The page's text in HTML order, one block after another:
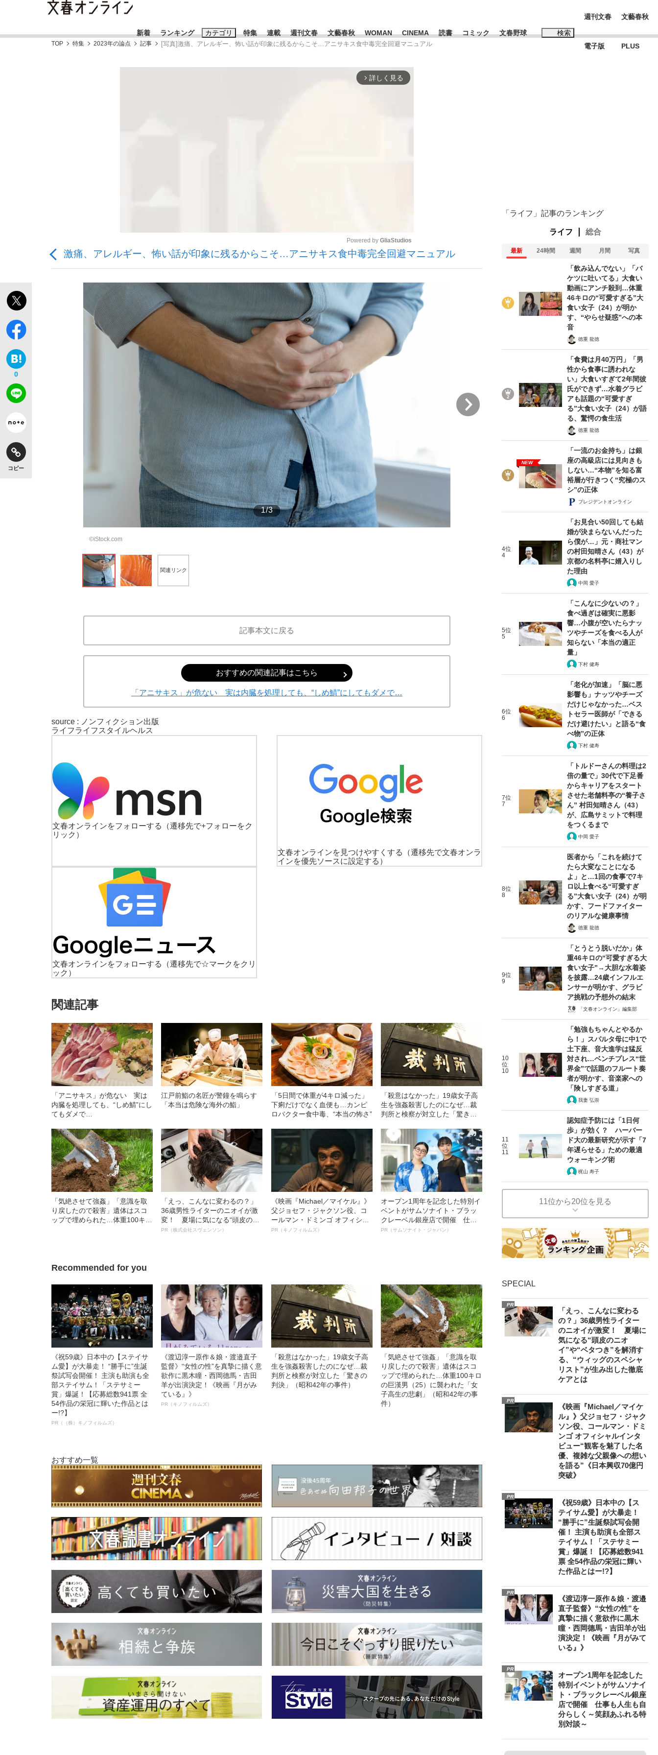
新着 ランキング カテゴリ
「敗因分析は一切聞かれなかった」侍ジャパン選手が証言した“NPB聞... 「クマが悪者扱いされているのが悲しい」『北の国から』倉本聰氏（91...
「目標達成できなかったからと言って…」サッカー日本代表・森保一監督...
もっと見る
特集
キングの誕生を、目撃せよ。
いまさら聞けない資産運用のすべて
もっと見る
連載 週刊文春 文藝春秋 WOMAN CINEMA 読書 コミック 文春野球 検索
週刊文春
電子版
文藝春秋
PLUS
TOP 特集 2023年の論点 記事 [写真]激痛、アレルギー、怖い話が印象に残るからこそ…アニサキス食中毒完全回避マニュアル
arrow_forward_ios 詳しく見る
Mute
Powered by GliaStudios
激痛、アレルギー、怖い話が印象に残るからこそ…アニサキス食中毒完全回避マニュアル
0
コピー
1/3
©iStock.com
関連リンク
記事本文に戻る
おすすめの関連記事はこちら
「アニサキス」が危ない 実は内臓を処理しても、“しめ鯖”にしてもダメで…
source : ノンフィクション出版
ライフライフスタイルヘルス
文春オンラインをフォローする
（遷移先で+フォローをク
リック）
文春オンラインを見つけやすくする
（遷移先で文春オンラ
インを優先ソースに設定する）
文春オンラインをフォローする
（遷移先で☆マークをクリ
ック）
関連記事
「アニサキス」が危ない 実は
内臓を処理しても、“しめ鯖”にし
てもダメで…
江戸前鮨の名匠が警鐘を鳴らす
「本当は危険な海外の鮨」
「5日間で体重が4キロ減った」
下痢だけでなく血便も…カンピ
ロバクター食中毒、“本当の怖さ”
「殺意はなかった」19歳女子高
生を強姦殺害したのになぜ…裁
判所と検察が対立した「驚きの
「気絶させて強姦」「意識を取
り戻したので殺害」遺体はスコ
ップで埋められた…体重100キロ
「えっ、こんなに変わるの？」
36歳男性ライターのニオイが激
変！ 夏場に気になる“頭皮のニ
オイ”や“ベタつき”を解消す
PR（株式会社スヴェンソン）
《映画『Michael／マイケル』》
父ジョセフ・ジャクソン役、コ
ールマン・ドミンゴ オフィシャ
ルインタビュー“観客を魅了した
PR（キノフィルムズ）
オープン1周年を記念した特別イ
ベントがサムソナイト・ブラッ
クレーベル銀座店で開催 仕事
も人生も自分らしく～笑顔あふ
PR（サムソナイト・ジャパン）
Recommended for you
《祝59歳》日本中の【ステイサ
ム愛】が大暴走！ “勝手に”生誕
祭試写会開催！ 主演も助演も全
部ステイサム！「ステサミー
賞」爆誕！【応募総数941票 全
54作品の栄冠に輝いた作品とは
ー!?】
PR（（株）キノフィルムズ）
《渡辺淳一原作＆娘・渡邉直子
監督》“女性の性”を真摯に描く意
欲作に黒木瞳・西岡德馬・吉田
羊が出演決定！《映画『月がみ
ている』》
PR（キノフィルムズ）
「殺意はなかった」19歳女子高
生を強姦殺害したのになぜ…裁
判所と検察が対立した「驚きの
判決」（昭和42年の事件）
「気絶させて強姦」「意識を取
り戻したので殺害」遺体はスコ
ップで埋められた…体重100キロ
の巨漢男（25）に襲われた「女
子高生の悲劇」（昭和42年の事
件）
おすすめ一覧
「ライフ」記事のランキング
ライフ 総合
最新 24時間 週間 月間 写真
「飲み込んでない」「バ
ケツに吐いてる」大食い
動画にアンチ殺到…体重
46キロの“可愛すぎる”大
食い女子（24）が明か
す、“やらせ疑惑”への本
音
徳重 龍徳
「食費は月40万円」「男
性から食事に誘われな
い」大食いすぎて2年間彼
氏ができず…水着グラビ
アも話題の“可愛すぎ
る”大食い女子（24）が語
る、驚愕の食生活
徳重 龍徳
NEW
「一流のお金持ち」は銀
座の高級店には見向きも
しない…“本物”を知る富
裕層が行きつく“究極のス
シ”の正体
プレジデントオンライン
4位
4
「お見合い50回しても結
婚が決まらないんだった
ら僕が…」元・商社マン
の村田知晴さん（43）が
京都の名料亭に婿入りし
た理由
中岡 愛子
5位
5
「こんなに少ないの？」
食べ過ぎは確実に悪影
響…小腹が空いたらナッ
ツやチーズを食べる人が
知らない「本当の適正
量」
下村 健寿
6位
6
「老化が加速」「脳に悪
影響も」ナッツやチーズ
だけじゃなかった…ベス
トセラー医師が「できる
だけ避けたい」と語る“食
べ物”の正体
下村 健寿
7位
7
「トルドーさんの料理は2
倍の量で」30代で下足番
からキャリアをスタート
させた老舗料亭の“養子さ
ん” 村田知晴さん（43）
が、広島サミットで料理
をつくるまで
中岡 愛子
8位
8
医者から「これを続けて
たら大変なことになる
よ」と…1回の食事で7キ
ロ以上食べる“可愛すぎ
る”大食い女子（24）が明
かす、フードファイター
のリアルな健康事情
徳重 龍徳
9位
9
「とうとう脱いだか」体
重46キロの“可愛すぎる大
食い女子”→大胆な水着姿
を披露…24歳インフルエ
ンサーが明かす、グラビ
ア挑戦の予想外の結末
「文春オンライン」編集部
10
位
10
「勉強もちゃんとやるか
ら！」スパルタ母に中1で
土下座、音大進学は猛反
対され…ベンチプレス“世
界金”で話題のフルート奏
者が明かす、音楽家への
「険しすぎる道」
我妻 弘崇
11
位
11
認知症予防には「1日何
歩」が効く？ ハーバー
ド大の最新研究が示す「7
年遅らせる」ための最適
ウォーキング術
梶山 寿子
11位から20位を見る
SPECIAL
PR
「えっ、こんなに変わる
の？」36歳男性ライター
のニオイが激変！ 夏場に
気になる“頭皮のニオ
イ”や“ベタつき”を解消す
る、“ウィッグのスペシャ
リスト”が生み出した徹底
ケアとは
PR
《映画『Michael／マイケ
ル』》父ジョセフ・ジャク
ソン役、コールマン・ドミ
ンゴ オフィシャルインタ
ビュー“観客を魅了した名
優、複雑な父親像への想い
を語る”《日本興収70億円
突破》
PR
《祝59歳》日本中の【ス
テイサム愛】が大暴走！
“勝手に”生誕祭試写会開
催！ 主演も助演も全部ス
テイサム！「ステサミー
賞」爆誕！【応募総数941
票 全54作品の栄冠に輝い
た作品とはー!?】
PR
《渡辺淳一原作＆娘・渡邉
直子監督》“女性の性”を
真摯に描く意欲作に黒木
瞳・西岡德馬・吉田羊が出
演決定！《映画『月がみて
いる』》
PR
オープン1周年を記念した
特別イベントがサムソナイ
ト・ブラックレーベル銀座
店で開催 仕事も人生も自
分らしく～笑顔あふれる特
別対談～